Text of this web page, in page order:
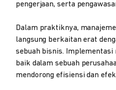
pengerjaan, serta
Dalam praktiknya,
langsung berkaitan erat
sebuah bisnis. Implementasi
baik dalam sebuah
mendorong efisiensi dan